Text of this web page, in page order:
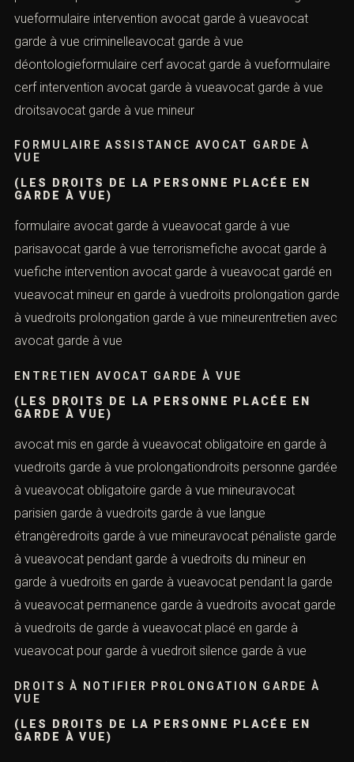
vueformulaire intervention avocat garde à vueavocat
garde à vue criminelleavocat garde à vue
déontologieformulaire cerf avocat garde à vueformulaire
cerf intervention avocat garde à vueavocat garde à vue
droitsavocat garde à vue mineur
FORMULAIRE ASSISTANCE AVOCAT GARDE À
VUE
(LES DROITS DE LA PERSONNE PLACÉE EN
GARDE À VUE)
formulaire avocat garde à vueavocat garde à vue
parisavocat garde à vue terrorismefiche avocat garde à
vuefiche intervention avocat garde à vueavocat gardé en
vueavocat mineur en garde à vuedroits prolongation garde
à vuedroits prolongation garde à vue mineurentretien avec
avocat garde à vue
ENTRETIEN AVOCAT GARDE À VUE
(LES DROITS DE LA PERSONNE PLACÉE EN
GARDE À VUE)
avocat mis en garde à vueavocat obligatoire en garde à
vuedroits garde à vue prolongationdroits personne gardée
à vueavocat obligatoire garde à vue mineuravocat
parisien garde à vuedroits garde à vue langue
étrangèredroits garde à vue mineuravocat pénaliste garde
à vueavocat pendant garde à vuedroits du mineur en
garde à vuedroits en garde à vueavocat pendant la garde
à vueavocat permanence garde à vuedroits avocat garde
à vuedroits de garde à vueavocat placé en garde à
vueavocat pour garde à vuedroit silence garde à vue
DROITS À NOTIFIER PROLONGATION GARDE À
VUE
(LES DROITS DE LA PERSONNE PLACÉE EN
GARDE À VUE)